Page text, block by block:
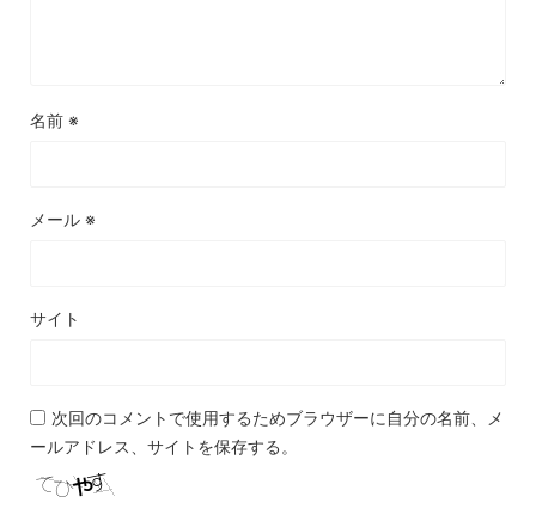
名前 ※
メール ※
サイト
次回のコメントで使用するためブラウザーに自分の名前、メ
ールアドレス、サイトを保存する。